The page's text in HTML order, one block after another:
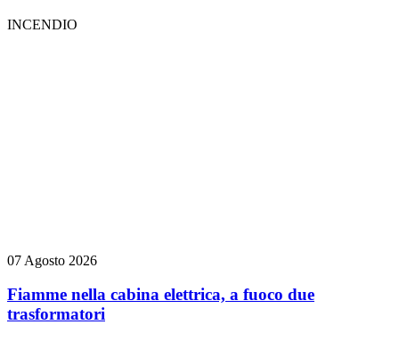
INCENDIO
07 Agosto 2026
Fiamme nella cabina elettrica, a fuoco due
trasformatori